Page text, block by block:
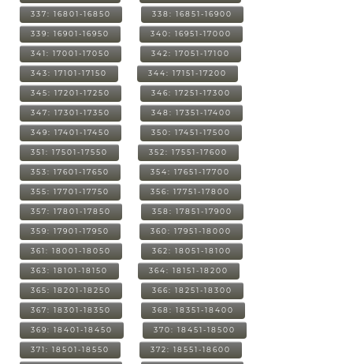
337: 16801-16850 338: 16851-16900
339: 16901-16950 340: 16951-17000
341: 17001-17050 342: 17051-17100
343: 17101-17150 344: 17151-17200
345: 17201-17250 346: 17251-17300
347: 17301-17350 348: 17351-17400
349: 17401-17450 350: 17451-17500
351: 17501-17550 352: 17551-17600
353: 17601-17650 354: 17651-17700
355: 17701-17750 356: 17751-17800
357: 17801-17850 358: 17851-17900
359: 17901-17950 360: 17951-18000
361: 18001-18050 362: 18051-18100
363: 18101-18150 364: 18151-18200
365: 18201-18250 366: 18251-18300
367: 18301-18350 368: 18351-18400
369: 18401-18450 370: 18451-18500
371: 18501-18550 372: 18551-18600